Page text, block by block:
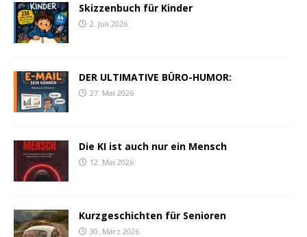
Skizzenbuch für Kinder
2. Juli 2026
DER ULTIMATIVE BÜRO-HUMOR:
27. Mai 2026
Die KI ist auch nur ein Mensch
12. Mai 2026
Kurzgeschichten für Senioren
30. März 2026